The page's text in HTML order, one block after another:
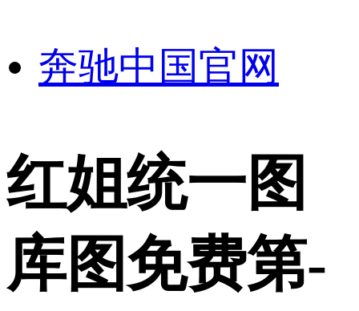
奔驰中国官网
红姐统一图
库图免费第-